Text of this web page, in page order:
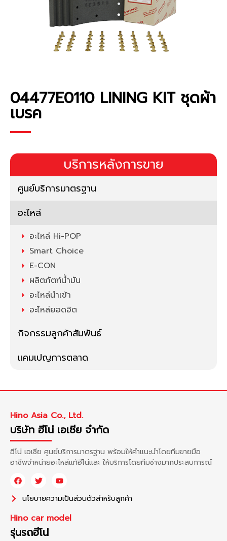
บริการหลังการขาย
ศูนย์บริการมาตรฐาน
อะไหล่
อะไหล่ Hi-POP
Smart Choice
E-CON
ผลิตภัตฑ์น้ำมัน
อะไหล่นำเข้า
อะไหล่ยอดฮิต
กิจกรรมลูกค้าสัมพันธ์
แคมเปญการตลาด
04477E0110 LINING KIT ชุดผ้า
เบรค
Hino Asia Co., Ltd.
บริษัท ฮีโน่ เอเซีย จำกัด
ฮีโน่ เอเซีย ศูนย์บริการมาตรฐาน พร้อมให้คำแนะนำโดยทีมขายมือ
อาชีพจำหน่ายอะไหล่แท้ฮีโน่และ ให้บริการโดยทีมช่างมากประสบการณ์
นโยบายความเป็นส่วนตัวสำหรับลูกค้า
Hino car model
รุ่นรถฮีโน่